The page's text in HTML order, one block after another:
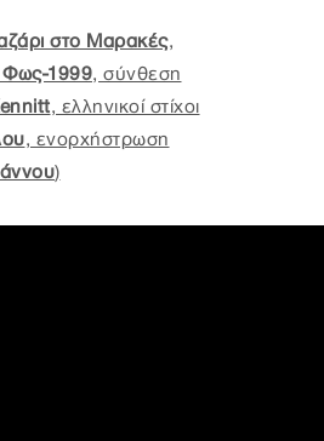
στο Μαρακές,
Φως-1999, σύνθεση
, ελληνικοί στίχοι
, ενορχήστρωση
)